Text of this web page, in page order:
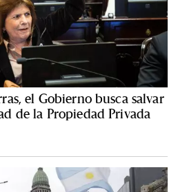
el Gobierno busca salvar
de la Propiedad Privada